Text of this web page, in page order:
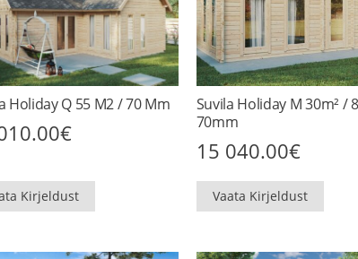
Holiday Q 55 M2 / 70 Mm
€
Kirjeldust
Suvila Holiday M 30m² /
70mm
15 040.00€
Vaata Kirjeldust